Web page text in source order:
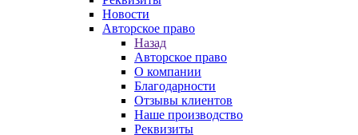
Новости
Авторское право
Назад
Авторское право
О компании
Благодарности
Отзывы клиентов
Наше производство
Реквизиты